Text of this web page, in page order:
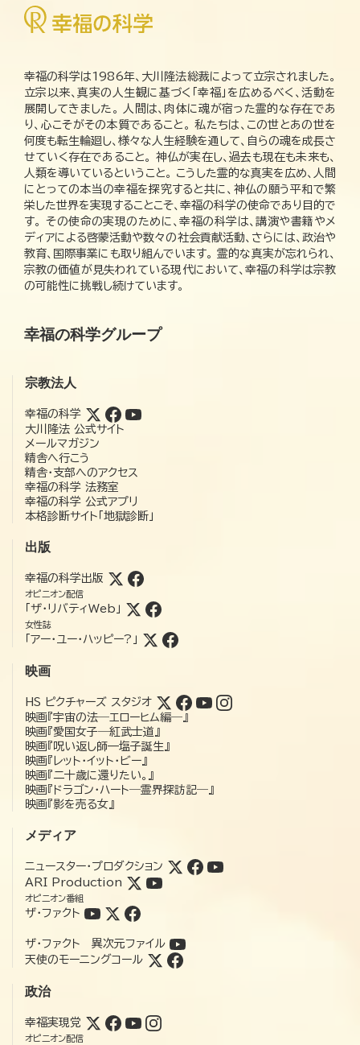
幸福の科学は1986年、大川隆法総裁によって立宗されました。
立宗以来、真実の人生観に基づく「幸福」を広めるべく、活動を
展開してきました。 人間は、肉体に魂が宿った霊的な存在であ
り、心こそがその本質であること。 私たちは、この世とあの世を
何度も転生輪廻し、様々な人生経験を通して、自らの魂を成長さ
せていく存在であること。 神仏が実在し、過去も現在も未来も、
人類を導いているということ。 こうした霊的な真実を広め、人間
にとっての本当の幸福を探究すると共に、神仏の願う平和で繁
栄した世界を実現することこそ、幸福の科学の使命であり目的で
す。 その使命の実現のために、幸福の科学は、講演や書籍やメ
ディアによる啓蒙活動や数々の社会貢献活動、さらには、政治や
教育、国際事業にも取り組んでいます。 霊的な真実が忘れられ、
宗教の価値が見失われている現代において、幸福の科学は宗教
の可能性に挑戦し続けています。
幸福の科学グループ
宗教法人
幸福の科学
大川隆法 公式サイト
メールマガジン
精舎へ行こう
精舎・支部へのアクセス
幸福の科学 法務室
幸福の科学 公式アプリ
本格診断サイト「地獄診断」
出版
幸福の科学出版
オピニオン配信
「ザ・リバティWeb」
女性誌
「アー・ユー・ハッピー?」
映画
HS ピクチャーズ スタジオ
映画『宇宙の法―エローヒム編―』
映画『愛国女子―紅武士道』
映画『呪い返し師—塩子誕生』
映画『レット・イット・ビー』
映画『二十歳に還りたい。』
映画『ドラゴン・ハート―霊界探訪記―』
映画『影を売る女』
メディア
ニュースター・プロダクション
ARI Production
オピニオン番組
ザ・ファクト
ザ・ファクト 異次元ファイル
天使のモーニングコール
政治
幸福実現党
オピニオン配信